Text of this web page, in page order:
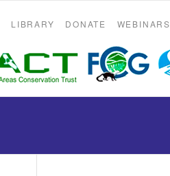
LIBRARY DONATE WEBINARS